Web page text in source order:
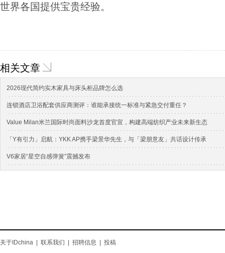
世界各国提供宝贵经验。
相关文章
2026现代简约实木家具与床头柜品牌怎么选
连锁酒店卫浴配套供应商测评：谁能承接统一标准与紧急交付重任？
Value Milan米兰国际时尚面料沙龙首度官宣，构建高端纺织产业未来新生态
「Y有引力」启航：YKK AP携手梁景华先生，与「梁朋意友」共话设计传承
V6家居“星空自感弹簧”震撼发布
关于IDchina 联系我们 招聘信息 投稿